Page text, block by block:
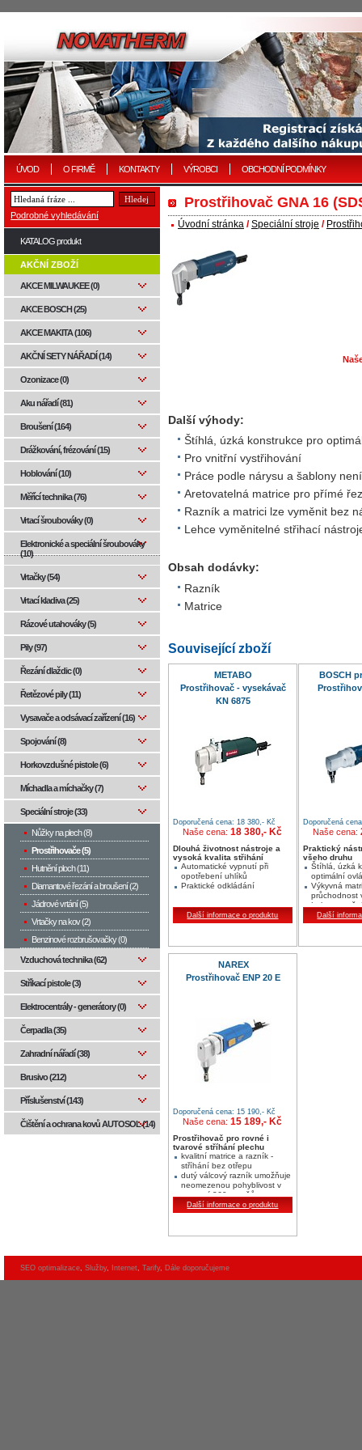
ÚVOD O FIRMĚ KONTAKTY VÝROBCI OBCHODNÍ PODMÍNKY
Prostřihovač GNA 16
Úvodní stránka /Speciální stroje /
Další výhody:
Štíhlá, úzká konstrukce pro
Pro vnitřní vystřihování
Práce podle nárysu a šablony
Aretovatelná matrice pro přímé
Razník a matrici lze vyměnit bez
Lehce vyměnitelné střihací
Obsah dodávky:
Razník
Matrice
Související zboží
METABO
Prostřihovač - vysekávač
KN 6875
Doporučená cena: 18 380,- Kč
Naše cena:18 380,- Kč
Dlouhá životnost nástroje a
vysoká kvalita střihání
Automatické vypnutí při
opotřebení uhlíků
Praktické odkládání
Další informace o produktu
BOSCH
Doporučená
Naše cena:
Praktický
všeho druhu
Štíhlá, úzká
optimální
Výkyvná
průchodnost
Lehce
nástroje
Další
NAREX
Prostřihovač ENP 20 E
Doporučená cena: 15 190,- Kč
Naše cena:15 189,- Kč
Prostřihovač pro rovné i
tvarové stříhání plechu
kvalitní matrice a razník -
stříhání bez otřepu
dutý válcový razník umožňuje
neomezenou pohyblivost v
rozmezí 360 stupňů
Další informace o produktu
Podrobné vyhledávání
KATALOG produkt
AKČNÍ ZBOŽÍ
AKCE MILWAUKEE (0)
AKCE BOSCH (25)
AKCE MAKITA (106)
AKČNÍ SETY NÁŘADÍ (14)
Ozonizace (0)
Aku nářadí (81)
Broušení (164)
Drážkování, frézování (15)
Hoblování (10)
Měřící technika (76)
Vrtací šroubováky (0)
Elektronické a speciální šroubováky
(10)
Vrtačky (54)
Vrtací kladiva (25)
Rázové utahováky (5)
Pily (97)
Řezání dlaždic (0)
Řetězové pily (11)
Vysavače a odsávací zařízení (16)
Spojování (8)
Horkovzdušné pistole (6)
Míchadla a míchačky (7)
Speciální stroje (33)
Nůžky na plech (8)
Prostřihovače (5)
Hutnění ploch (11)
Diamantové řezání a broušení (2)
Jádrové vrtání (5)
Vrtačky na kov (2)
Benzinové rozbrušovačky (0)
Vzduchová technika (62)
Stříkací pistole (3)
Elektrocentrály - generátory (0)
Čerpadla (35)
Zahradní nářadí (38)
Brusivo (212)
Příslušenství (143)
Čištění a ochrana kovů AUTOSOL (14)
SEO optimalizace, Služby, Internet, Tarify, Dále doporučujeme